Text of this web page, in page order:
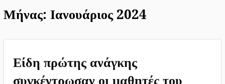
Μήνας: Ιανουάριος 2024
Είδη πρώτης ανάγκης
συγκέντρωσαν οι μαθητές του